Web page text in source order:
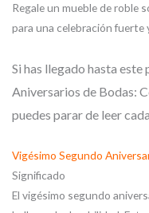
Regale un mueble de roble
para una celebración fuerte
Si has llegado hasta
Aniversarios de Bodas:
puedes parar de leer
Vigésimo Segundo
Significado
El vigésimo segundo